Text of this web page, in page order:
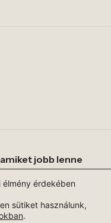
jobb lenne
ismernek
globális utazási
élmény érdekében
sütiket használunk,
.